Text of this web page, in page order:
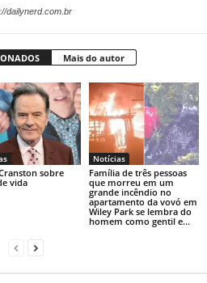
dailynerd.com.br
Mais do autor
sobre
vida
Notícias
Família de três pessoas
que morreu em um
grande incêndio no
apartamento da vovó em
Wiley Park se lembra do
homem como gentil e...